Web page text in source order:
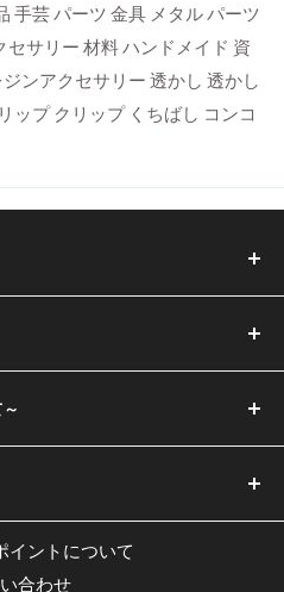
手芸 パーツ 金具 メタル パーツ
セサリー 材料 ハンドメイド 資
ンアクセサリー 透かし 透かし
ップ クリップ くちばし コンコ
ーツ等は輸入品も御座い
ある場合が御座います。
ております為、ご注文の
頂きます。 予めご了承く
7営業日以内にご入金くだ
ックポスト）で発送いた
送となりますが、発送まで
が万一届いてしまった場
返品ください。
汚れが生じた場合は返品
イントについて
合わせ